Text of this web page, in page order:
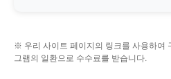
※ 우리 사이트 페이지의 링크를 사용하여
그램의 일환으로 수수료를 받습니다.